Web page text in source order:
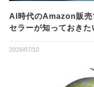
AI時代のAmazon販売
セラーが知っておき
2026/07/10